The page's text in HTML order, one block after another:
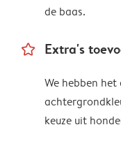
de baas.
star_outline Extra's
We hebben
keuze uit